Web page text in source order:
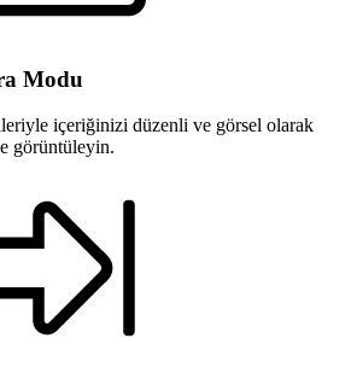
Modu
içeriğinizi düzenli ve görsel olarak
görüntüleyin.